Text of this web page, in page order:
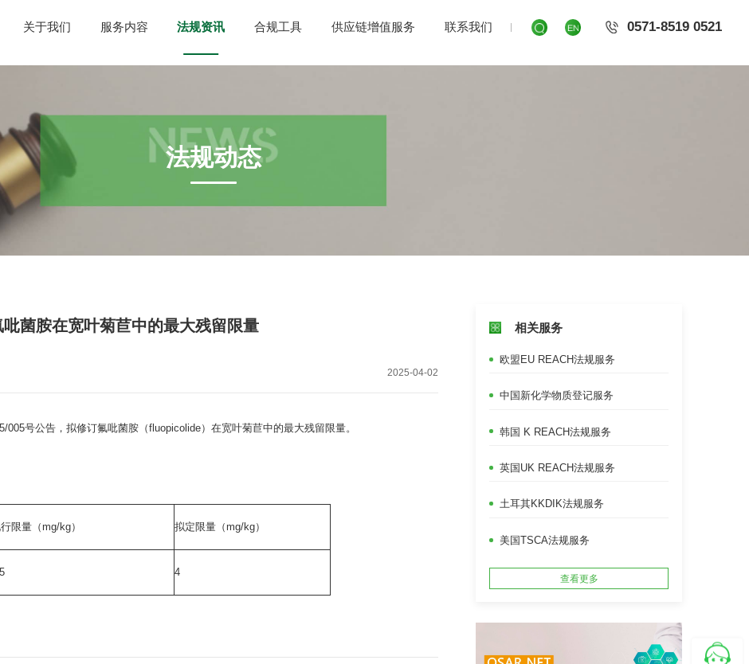
关于我们 服务内容 法规资讯 合规工具 供应链增值服务 联系我们 0571-8519 0521
法规动态
菌胺在宽叶菊苣中的最大残留限量
2025-04-02
号公告，拟修订氟吡菌胺（fluopicolide）在宽叶菊苣中的最大残留限量。
限量（mg/kg） 拟定限量（mg/kg）
4
相关服务
欧盟EU REACH法规服务
中国新化学物质登记服务
韩国 K REACH法规服务
英国UK REACH法规服务
土耳其KKDIK法规服务
美国TSCA法规服务
查看更多